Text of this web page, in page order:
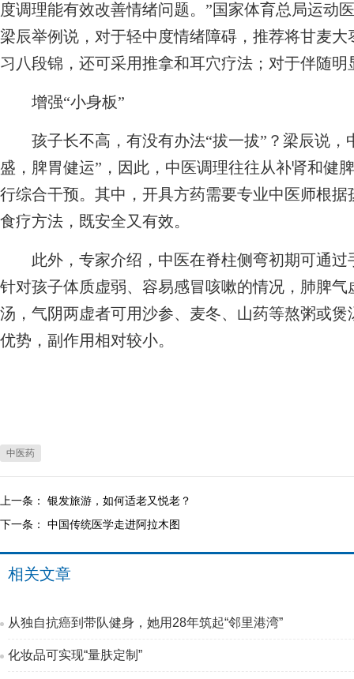
度调理能有效改善情绪问题。”国家体育总局运动
梁辰举例说，对于轻中度情绪障碍，推荐将甘麦
习八段锦，还可采用推拿和耳穴疗法；对于伴随
增强“小身板”
孩子长不高，有没有办法“拔一拔”？梁辰说，
盛，脾胃健运”，因此，中医调理往往从补肾和健
行综合干预。其中，开具方药需要专业中医师根
食疗方法，既安全又有效。
此外，专家介绍，中医在脊柱侧弯初期可通过
针对孩子体质虚弱、容易感冒咳嗽的情况，肺脾
汤，气阴两虚者可用沙参、麦冬、山药等熬粥或
优势，副作用相对较小。
中医药
上一条： 银发旅游，如何适老又悦老？
下一条： 中国传统医学走进阿拉木图
相关文章
从独自抗癌到带队健身，她用28年筑起“邻里港湾”
化妆品可实现“量肤定制”